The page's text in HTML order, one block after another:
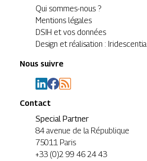
Qui sommes-nous ?
Mentions légales
DSIH et vos données
Design et réalisation : Iridescentia
Nous suivre
Contact
Special Partner
84 avenue de la République
75011 Paris
+33 (0)2 99 46 24 43